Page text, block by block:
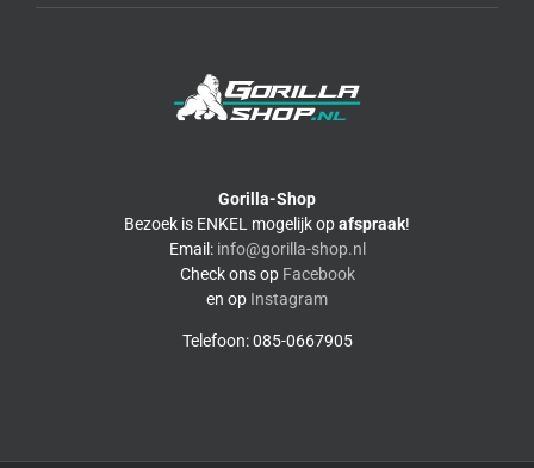
Gorilla-Shop
Bezoek is ENKEL mogelijk opafspraak!
Email: info@gorilla-shop.nl
Check ons op Facebook
en op Instagram
Telefoon: 085-0667905